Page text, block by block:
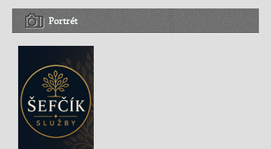
Portrét